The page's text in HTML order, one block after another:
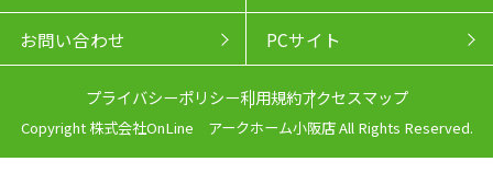
お問い合わせ PCサイト
プライバシーポリシー利用規約アクセスマップ
Copyright 株式会社OnLine アークホーム小阪店 All Rights Reserved.